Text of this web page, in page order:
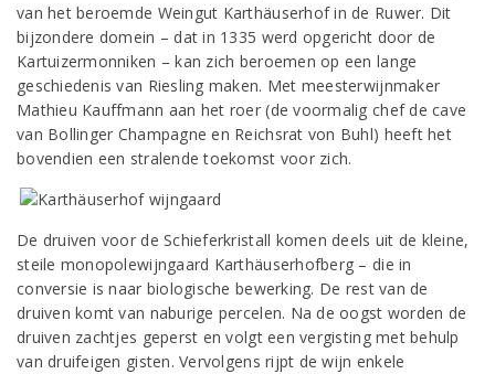
van het beroemde Weingut Karthäuserhof in de Ruwer. Dit
bijzondere domein – dat in 1335 werd opgericht door de
Kartuizermonniken – kan zich beroemen op een lange
geschiedenis van Riesling maken. Met meesterwijnmaker
Mathieu Kauffmann aan het roer (de voormalig chef de cave
van Bollinger Champagne en Reichsrat von Buhl) heeft het
bovendien een stralende toekomst voor zich.
De druiven voor de Schieferkristall komen deels uit de kleine,
steile monopolewijngaard Karthäuserhofberg – die in
conversie is naar biologische bewerking. De rest van de
druiven komt van naburige percelen. Na de oogst worden de
druiven zachtjes geperst en volgt een vergisting met behulp
van druifeigen gisten. Vervolgens rijpt de wijn enkele